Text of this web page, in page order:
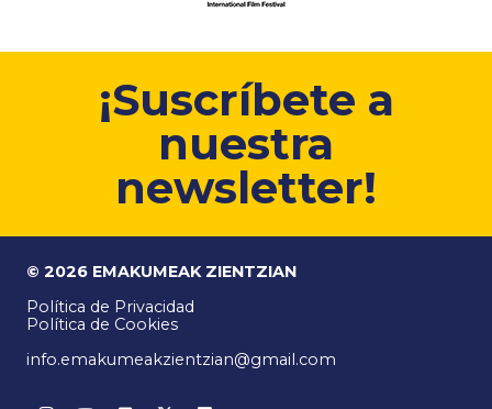
¡Suscríbete a
nuestra
newsletter!
© 2026 EMAKUMEAK ZIENTZIAN
Política de Privacidad
Política de Cookies
info.emakumeakzientzian@gmail.com